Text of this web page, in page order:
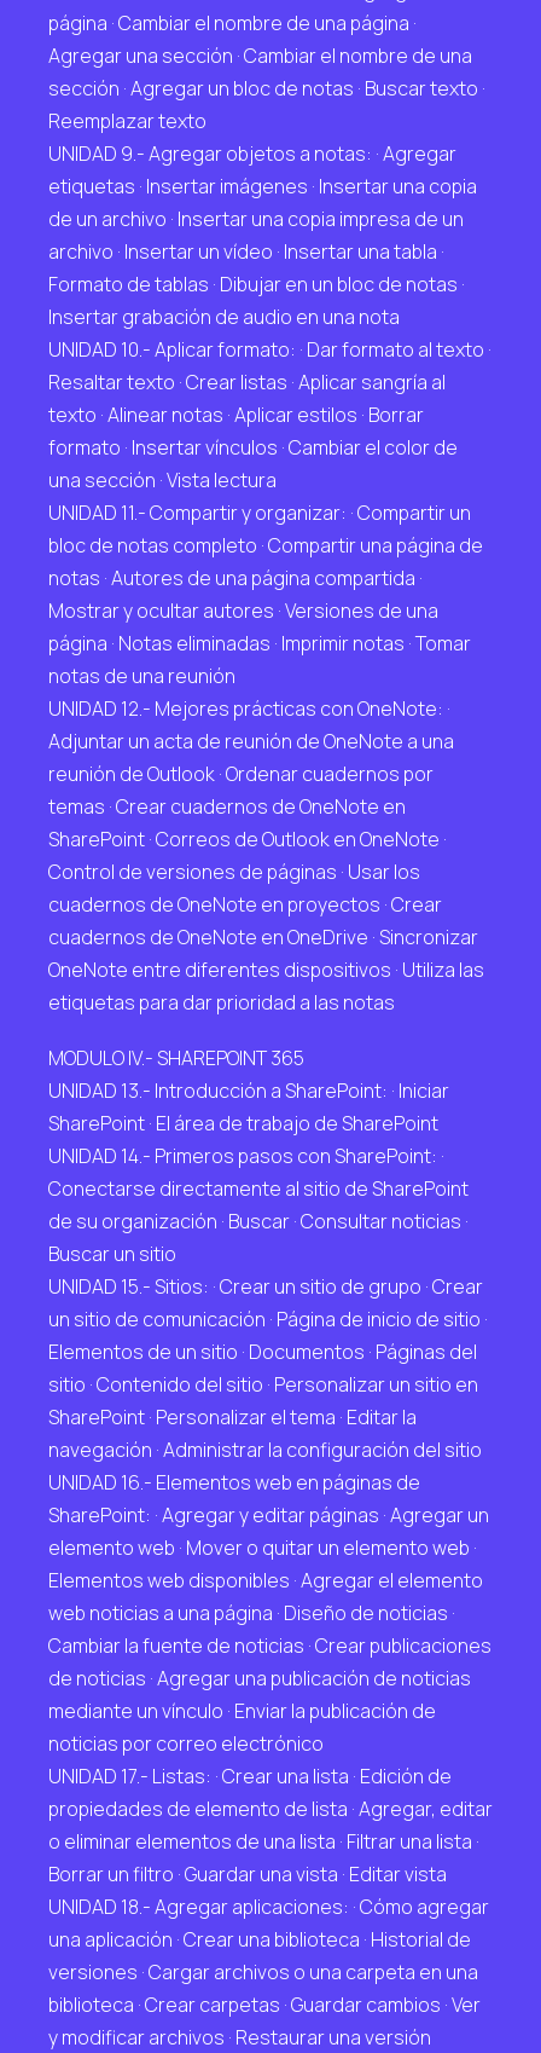
página · Cambiar el nombre de una página ·
Agregar una sección · Cambiar el nombre de una
sección · Agregar un bloc de notas · Buscar texto ·
Reemplazar texto
UNIDAD 9.- Agregar objetos a notas: · Agregar
etiquetas · Insertar imágenes · Insertar una copia
de un archivo · Insertar una copia impresa de un
archivo · Insertar un vídeo · Insertar una tabla ·
Formato de tablas · Dibujar en un bloc de notas ·
Insertar grabación de audio en una nota
UNIDAD 10.- Aplicar formato: · Dar formato al texto ·
Resaltar texto · Crear listas · Aplicar sangría al
texto · Alinear notas · Aplicar estilos · Borrar
formato · Insertar vínculos · Cambiar el color de
una sección · Vista lectura
UNIDAD 11.- Compartir y organizar: · Compartir un
bloc de notas completo · Compartir una página de
notas · Autores de una página compartida ·
Mostrar y ocultar autores · Versiones de una
página · Notas eliminadas · Imprimir notas · Tomar
notas de una reunión
UNIDAD 12.- Mejores prácticas con OneNote: ·
Adjuntar un acta de reunión de OneNote a una
reunión de Outlook · Ordenar cuadernos por
temas · Crear cuadernos de OneNote en
SharePoint · Correos de Outlook en OneNote ·
Control de versiones de páginas · Usar los
cuadernos de OneNote en proyectos · Crear
cuadernos de OneNote en OneDrive · Sincronizar
OneNote entre diferentes dispositivos · Utiliza las
etiquetas para dar prioridad a las notas
MODULO IV.- SHAREPOINT 365
UNIDAD 13.- Introducción a SharePoint: · Iniciar
SharePoint · El área de trabajo de SharePoint
UNIDAD 14.- Primeros pasos con SharePoint: ·
Conectarse directamente al sitio de SharePoint
de su organización · Buscar · Consultar noticias ·
Buscar un sitio
UNIDAD 15.- Sitios: · Crear un sitio de grupo · Crear
un sitio de comunicación · Página de inicio de sitio ·
Elementos de un sitio · Documentos · Páginas del
sitio · Contenido del sitio · Personalizar un sitio en
SharePoint · Personalizar el tema · Editar la
navegación · Administrar la configuración del sitio
UNIDAD 16.- Elementos web en páginas de
SharePoint: · Agregar y editar páginas · Agregar un
elemento web · Mover o quitar un elemento web ·
Elementos web disponibles · Agregar el elemento
web noticias a una página · Diseño de noticias ·
Cambiar la fuente de noticias · Crear publicaciones
de noticias · Agregar una publicación de noticias
mediante un vínculo · Enviar la publicación de
noticias por correo electrónico
UNIDAD 17.- Listas: · Crear una lista · Edición de
propiedades de elemento de lista · Agregar, editar
o eliminar elementos de una lista · Filtrar una lista ·
Borrar un filtro · Guardar una vista · Editar vista
UNIDAD 18.- Agregar aplicaciones: · Cómo agregar
una aplicación · Crear una biblioteca · Historial de
versiones · Cargar archivos o una carpeta en una
biblioteca · Crear carpetas · Guardar cambios · Ver
y modificar archivos · Restaurar una versión